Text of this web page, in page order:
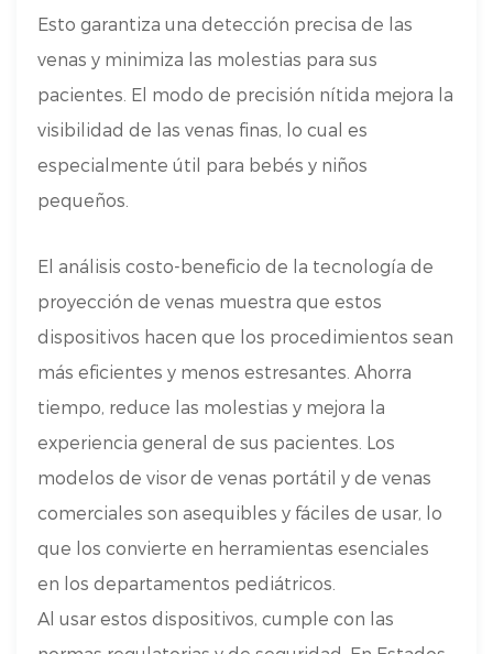
Esto garantiza una detección precisa de las
venas y minimiza las molestias para sus
pacientes. El modo de precisión nítida mejora la
visibilidad de las venas finas, lo cual es
especialmente útil para bebés y niños
pequeños.
El análisis costo-beneficio de la tecnología de
proyección de venas muestra que estos
dispositivos hacen que los procedimientos sean
más eficientes y menos estresantes. Ahorra
tiempo, reduce las molestias y mejora la
experiencia general de sus pacientes. Los
modelos de visor de venas portátil y de venas
comerciales son asequibles y fáciles de usar, lo
que los convierte en herramientas esenciales
en los departamentos pediátricos.
Al usar estos dispositivos, cumple con las